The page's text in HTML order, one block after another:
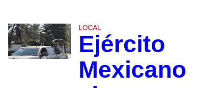
LOCAL
Ejército
Mexicano